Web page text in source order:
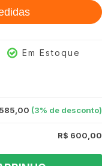
Em Estoque
(3% de desconto)
R$ 600,00